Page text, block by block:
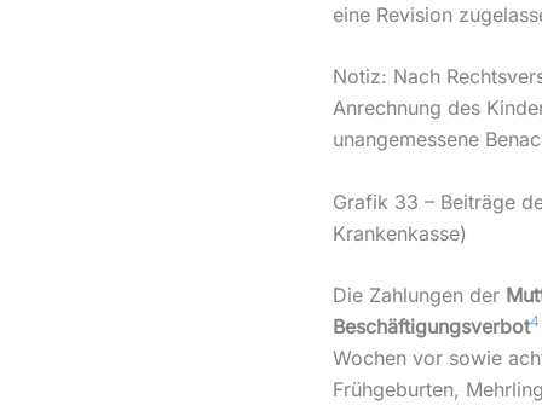
eine Revision
Notiz: Nach
Anrechnung des
unangemessene
Grafik 33 – Beiträge
Krankenkasse)
Die Zahlungen der
Beschäftigungsverbot4
Wochen vor sowie
Frühgeburten,